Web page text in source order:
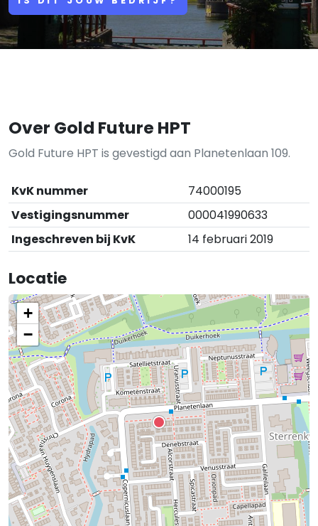
Over Gold Future HPT
Gold Future HPT is gevestigd aan Planetenlaan 109.
KvK nummer
74000195
Vestigingsnummer
000041990633
Ingeschreven bij KvK
14 februari 2019
Locatie
+
−